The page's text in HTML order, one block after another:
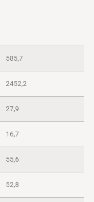
585,7
2452,2
27,9
16,7
55,6
52,8